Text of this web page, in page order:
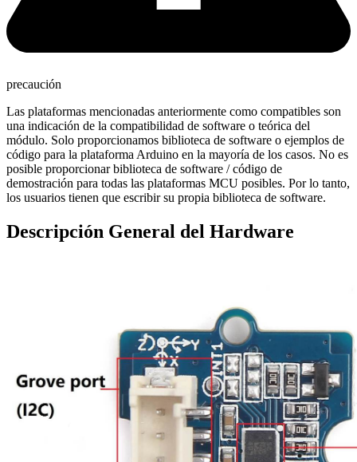
precaución
Las plataformas mencionadas anteriormente como compatibles son
una indicación de la compatibilidad de software o teórica del
módulo. Solo proporcionamos biblioteca de software o ejemplos de
código para la plataforma Arduino en la mayoría de los casos. No es
posible proporcionar biblioteca de software / código de
demostración para todas las plataformas MCU posibles. Por lo tanto,
los usuarios tienen que escribir su propia biblioteca de software.
Descripción General del Hardware